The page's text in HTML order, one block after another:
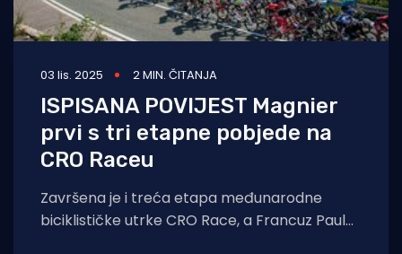
03 lis. 2025 2 MIN. ČITANJA
ISPISANA POVIJEST Magnier
prvi s tri etapne pobjede na
CRO Raceu
Završena je i treća etapa međunarodne
biciklističke utrke CRO Race, a Francuz Paul